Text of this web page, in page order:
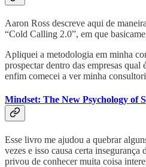
Aaron Ross descreve aqui de
“Cold Calling 2.0”, em que
Apliquei a metodologia em minha
prospectar dentro das empresas
enfim comecei a ver minha
Mindset: The New Psychology of
Esse livro me ajudou a quebrar
vezes e isso causa certa
privou de conhecer muita coisa